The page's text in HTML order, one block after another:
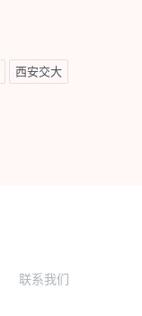
西安交大
联系我们